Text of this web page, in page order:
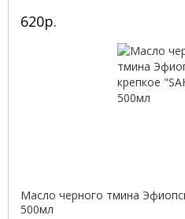
620р.
Масло черного тмина
500мл